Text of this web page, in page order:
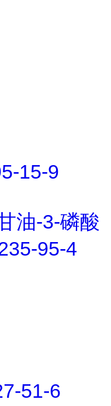
15-9
油-3-磷酸
95-4
51-6